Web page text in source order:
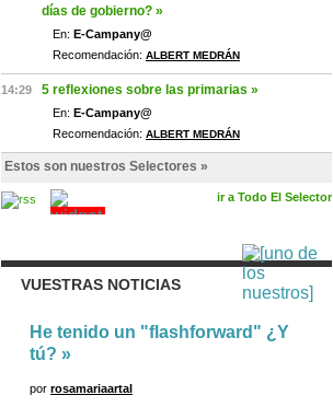
días de gobierno? »
En: E-Campany@
Recomendación: ALBERT MEDRÁN
14:29 5 reflexiones sobre las primarias »
En: E-Campany@
Recomendación: ALBERT MEDRÁN
Estos son nuestros Selectores »
ir a Todo El Selector
VUESTRAS NOTICIAS
He tenido un "flashforward" ¿Y
tú? »
por rosamariaartal